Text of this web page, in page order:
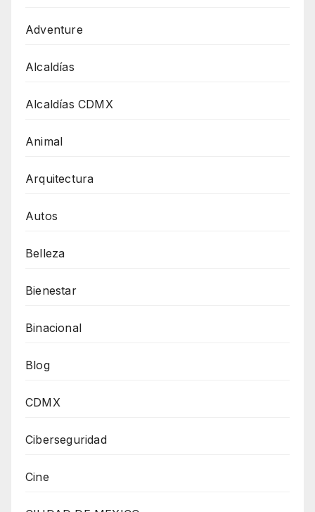
Adventure
Alcaldías
Alcaldías CDMX
Animal
Arquitectura
Autos
Belleza
Bienestar
Binacional
Blog
CDMX
Ciberseguridad
Cine